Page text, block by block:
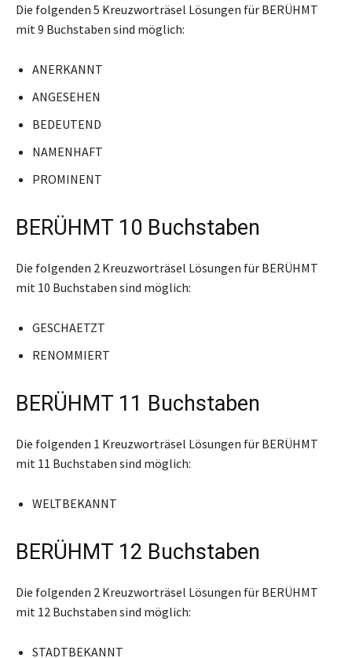
Die folgenden 5 Kreuzworträsel Lösungen für BERÜHMT
mit 9 Buchstaben sind möglich:
ANERKANNT
ANGESEHEN
BEDEUTEND
NAMENHAFT
PROMINENT
BERÜHMT 10 Buchstaben
Die folgenden 2 Kreuzworträsel Lösungen für BERÜHMT
mit 10 Buchstaben sind möglich:
GESCHAETZT
RENOMMIERT
BERÜHMT 11 Buchstaben
Die folgenden 1 Kreuzworträsel Lösungen für BERÜHMT
mit 11 Buchstaben sind möglich:
WELTBEKANNT
BERÜHMT 12 Buchstaben
Die folgenden 2 Kreuzworträsel Lösungen für BERÜHMT
mit 12 Buchstaben sind möglich:
STADTBEKANNT